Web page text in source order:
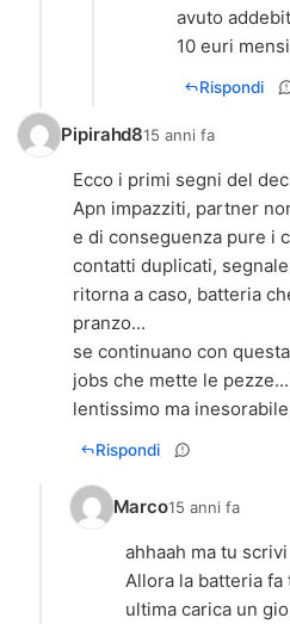
avuto
10 euri
Rispondi
Pipirahd815 anni fa
Ecco i primi segni del
Apn impazziti, partner
e di conseguenza pure i
contatti duplicati,
ritorna a caso, batteria
pranzo...
se continuano con
jobs che mette le
lentissimo ma
Rispondi
Marco15 anni fa
ahhaah ma tu
Allora la batteria
ultima carica un